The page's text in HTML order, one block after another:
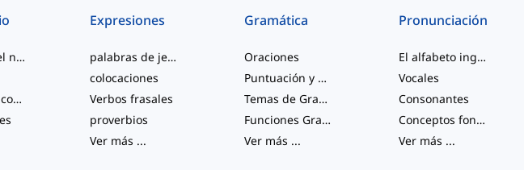
Basado en el nivel
Pruebas de competencia
Expresiones
palabras de jerga
colocaciones
Verbos frasales
proverbios
Ver más ...
Gramática
Oraciones
Puntuación y Ortografía
Temas de Gramática Varios
Funciones Gramaticales
Ver más ...
Pronunciación
El alfabeto inglés
Vocales
Consonantes
Conceptos fonológicos
Ver más ...